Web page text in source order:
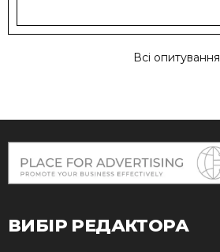
Всі опитування
ВИБІР РЕДАКТОРА